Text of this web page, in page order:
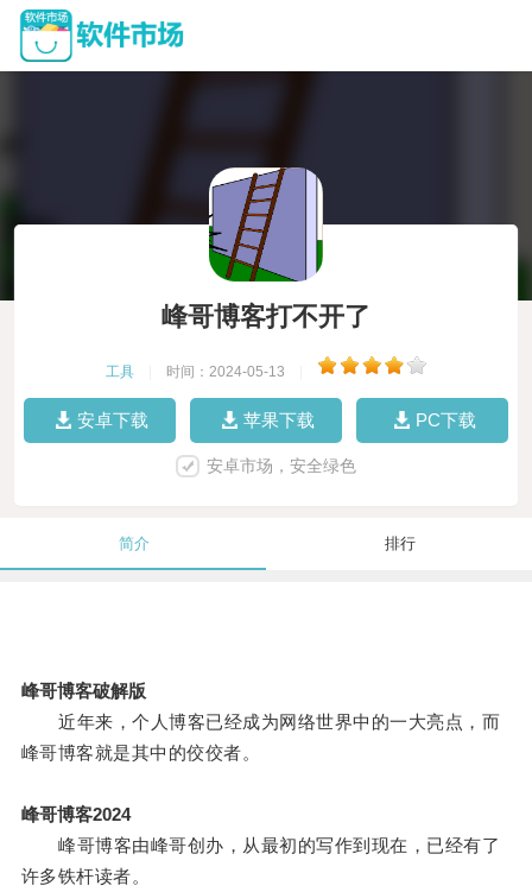
峰哥博客打不开了
工具 时间：2024-05-13
安卓下载 苹果下载 PC下载
安卓市场，安全绿色
简介 排行
峰哥博客破解版
近年来，个人博客已经成为网络世界中的一大亮点，而
峰哥博客就是其中的佼佼者。
峰哥博客2024
峰哥博客由峰哥创办，从最初的写作到现在，已经有了
许多铁杆读者。